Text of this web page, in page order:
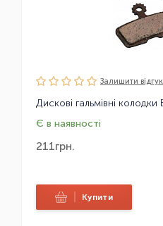
Залишити вiдгук
Є в наявності
211грн.
Купити